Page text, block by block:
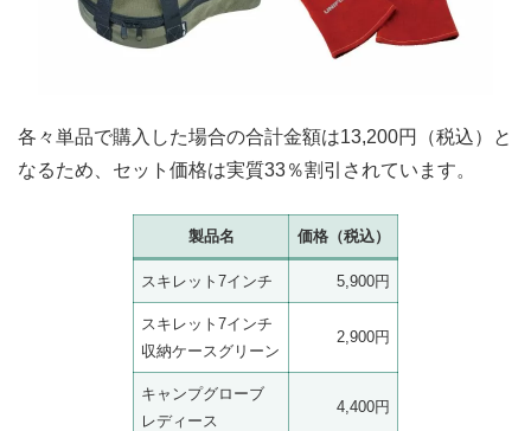
各々単品で購入した場合の合計金額は13,200円（税込）と
なるため、セット価格は実質33％割引されています。
製品名 価格（税込）
スキレット7インチ 5,900円
スキレット7インチ
収納ケースグリーン
2,900円
キャンプグローブ
レディース
4,400円